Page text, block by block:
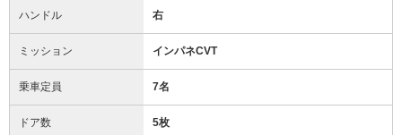
ハンドル 右
ミッション インパネCVT
乗車定員 7名
ドア数 5枚